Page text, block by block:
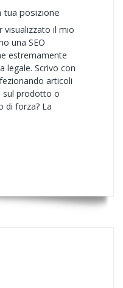
tua posizione
visualizzato il mio
una SEO
estremamente
legale. Scrivo con
articoli
sul prodotto o
di forza? La